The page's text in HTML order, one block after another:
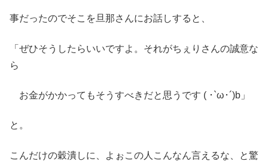
事だったのでそこを旦那さんにお話しすると、
「ぜひそうしたらいいですよ。それがちぇりさんの誠意な
ら
お金がかかってもそうすべきだと思うです ( ･`ω･´)b」
と。
こんだけの穀潰しに、よぉこの人こんなん言えるな、と驚